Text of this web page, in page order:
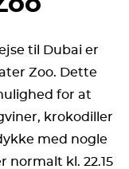
til Dubai er
Zoo. Dette
for at
krokodiller
med nogle
normalt kl. 22.15